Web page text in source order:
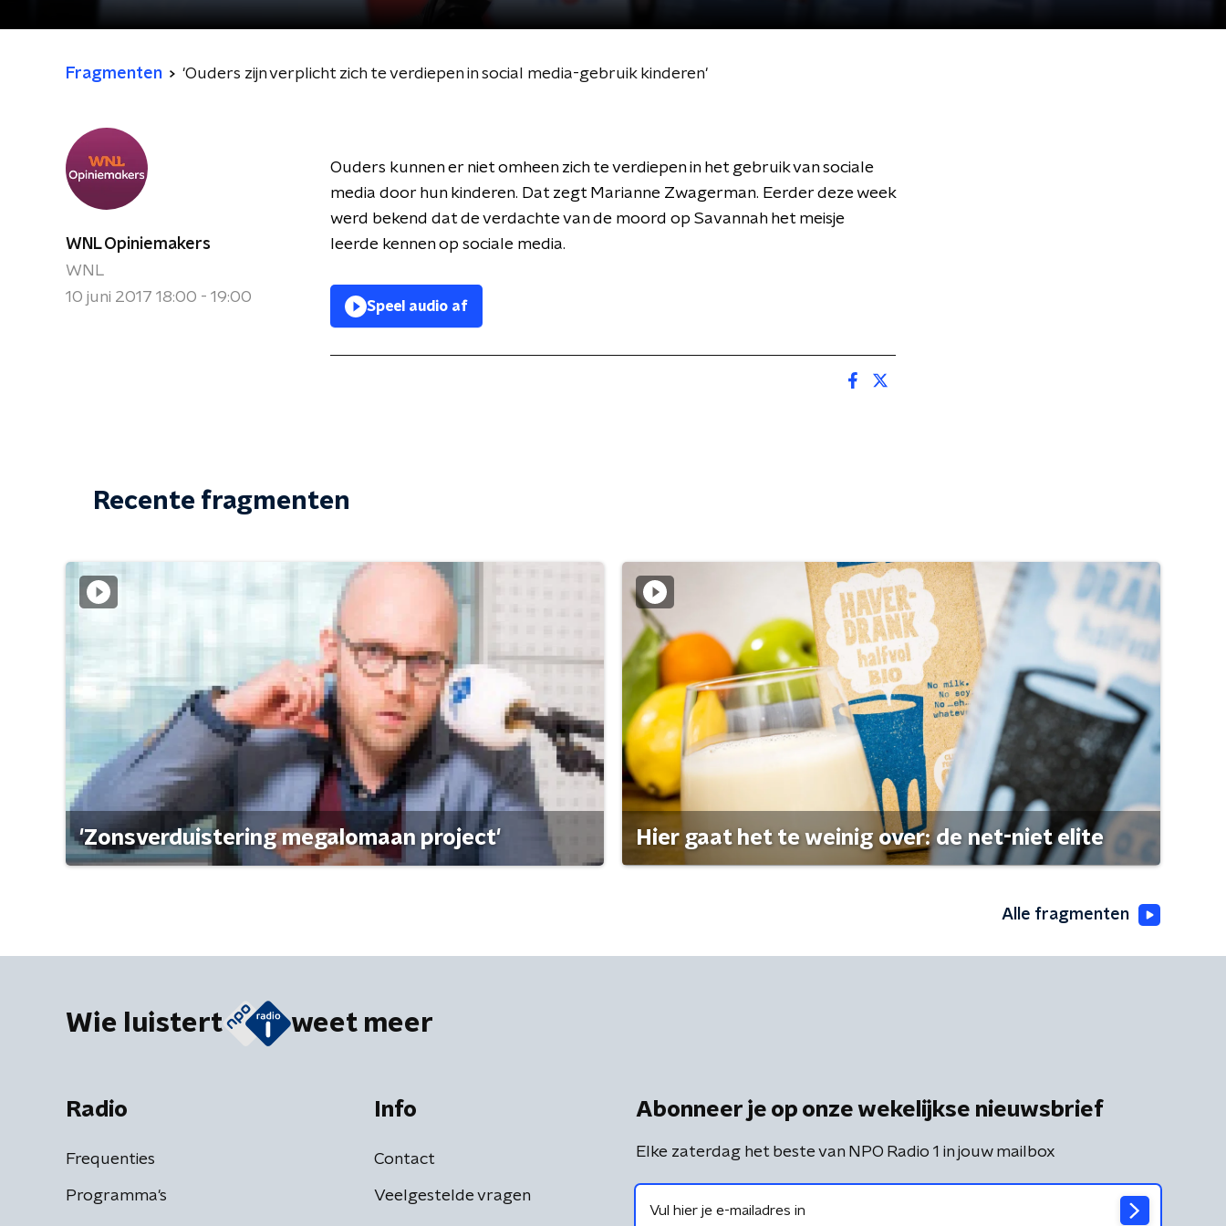
Fragmenten 'Ouders zijn verplicht zich te verdiepen in social media-gebruik kinderen'
WNL Opiniemakers
WNL
10 juni 2017 18:00 - 19:00
Ouders kunnen er niet omheen zich te verdiepen in het gebruik van sociale
media door hun kinderen. Dat zegt Marianne Zwagerman. Eerder deze week
werd bekend dat de verdachte van de moord op Savannah het meisje
leerde kennen op sociale media.
Speel audio af
Recente fragmenten
'Zonsverduistering megalomaan project' Hier gaat het te weinig over: de net-niet elite
Alle fragmenten
Wie luistert weet meer
Radio
Frequenties
Programma's
Info
Contact
Veelgestelde vragen
Abonneer je op onze wekelijkse nieuwsbrief
Elke zaterdag het beste van NPO Radio 1 in jouw mailbox